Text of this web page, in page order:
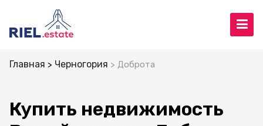
Главная Черногория Доброта
Купить недвижимость